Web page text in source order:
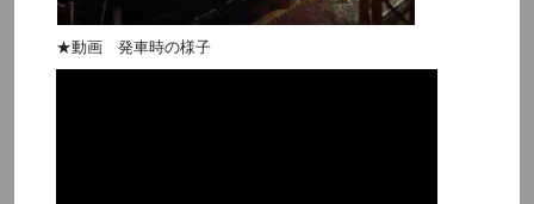
★動画 発車時の様子